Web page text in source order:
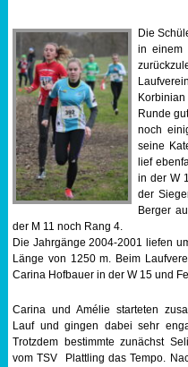
Die
in einem
Runde
noch
seine
lief
in der W
der
Berger
der M 11 noch Rang 4.
Die Jahrgänge 2004-2001 liefen
Länge von 1250 m. Beim
Carina Hofbauer in der W 15 und
Carina und Amélie starteten
Lauf und gingen dabei sehr
Trotzdem bestimmte zunächst
vom TSV Plattling das Tempo.